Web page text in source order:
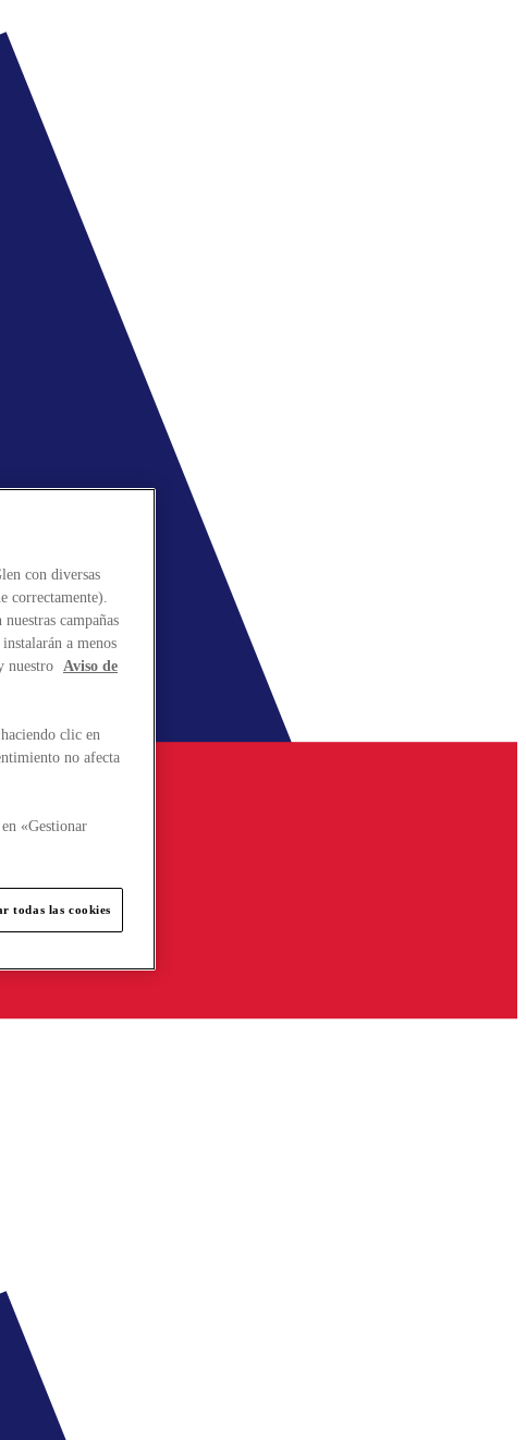
con diversas
correctamente).
campañas
a menos
nuestro
Aviso de
clic en
no afecta
«Gestionar
todas las cookies